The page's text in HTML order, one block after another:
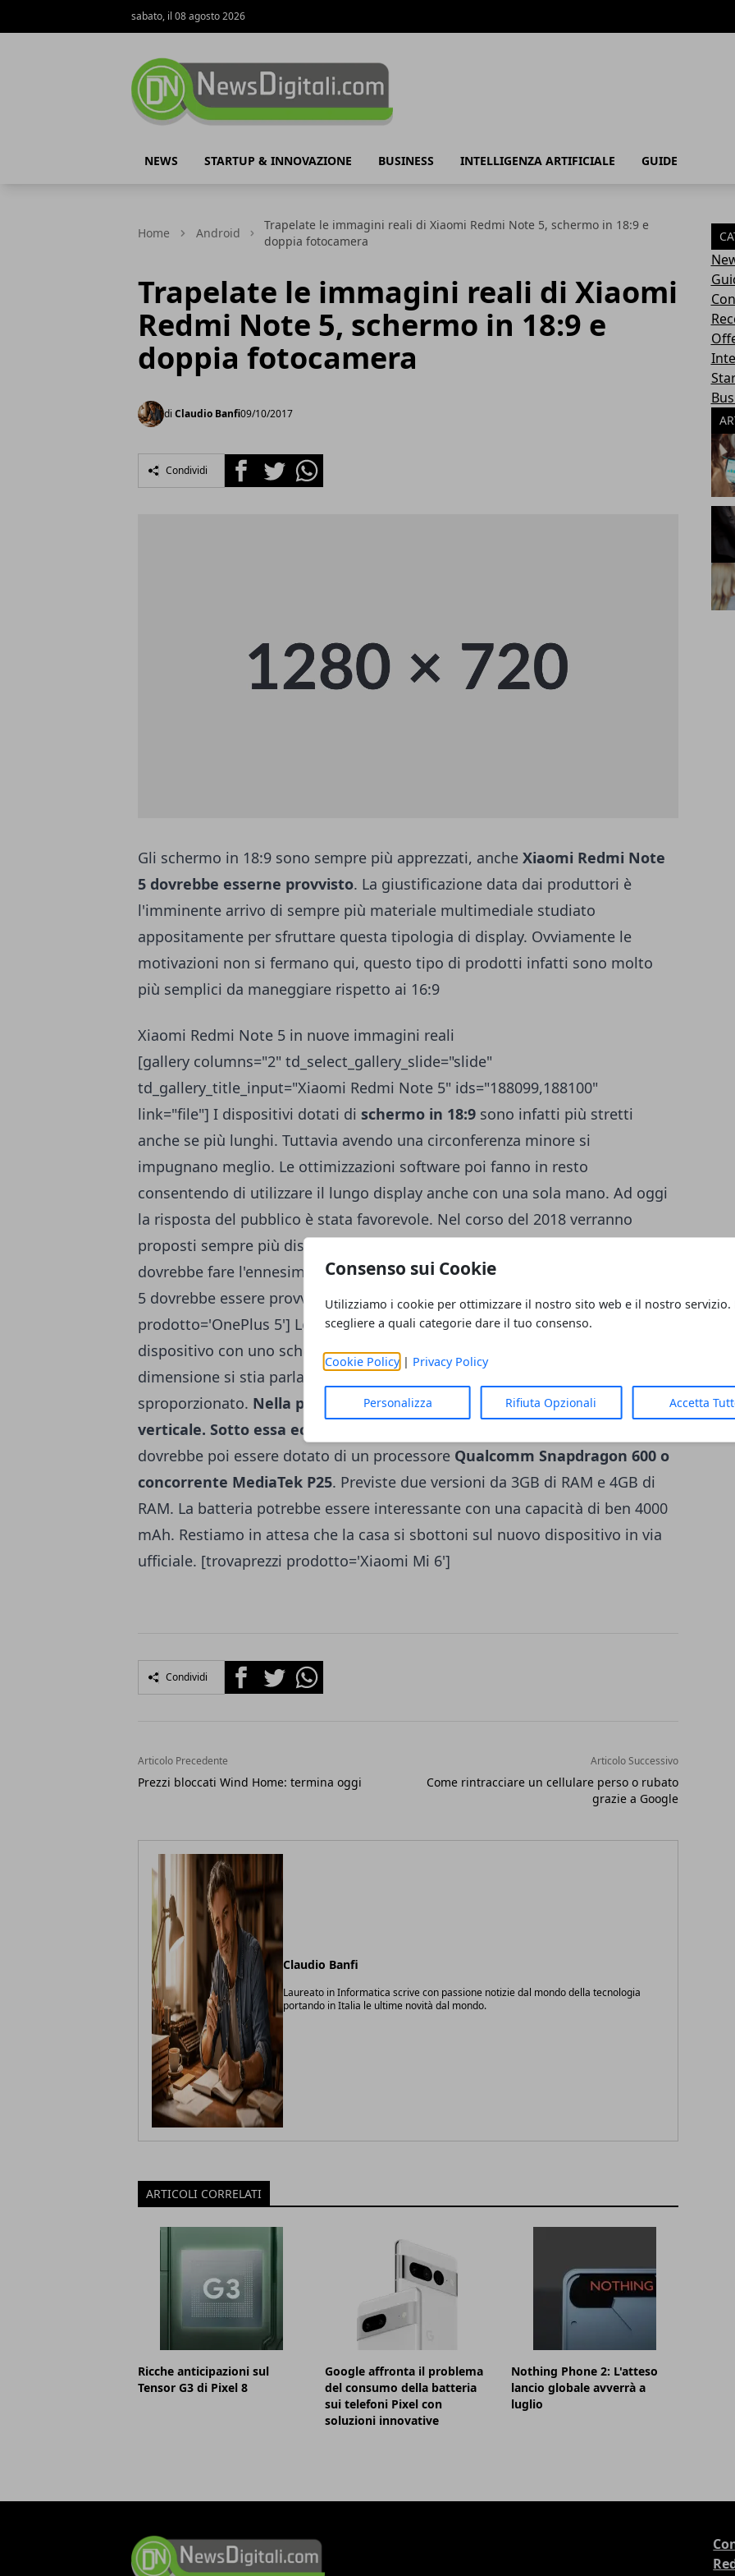
Consenso sui Cookie
Utilizziamo i cookie per ottimizzare il nostro sito web e il nostro servizio.
scegliere a quali categorie dare il tuo consenso.
Cookie Policy| Privacy Policy
Personalizza Rifiuta Opzionali Accetta
sabato, il 08 agosto 2026
NEWS STARTUP & INNOVAZIONE BUSINESS INTELLIGENZA ARTIFICIALE GUIDE
Home Android
Trapelate le immagini reali di Xiaomi Redmi Note 5, schermo in 18:9 e
doppia fotocamera
Trapelate le immagini reali di Xiaomi
Redmi Note 5, schermo in 18:9 e
doppia fotocamera
di Claudio Banfi09/10/2017
Condividi FacebookTwitterWhatsapp
Gli schermo in 18:9 sono sempre più apprezzati, anche Xiaomi Redmi Note
5 dovrebbe esserne provvisto. La giustificazione data dai produttori è
l'imminente arrivo di sempre più materiale multimediale studiato
appositamente per sfruttare questa tipologia di display. Ovviamente le
motivazioni non si fermano qui, questo tipo di prodotti infatti sono molto
più semplici da maneggiare rispetto ai 16:9
Xiaomi Redmi Note 5 in nuove immagini reali
[gallery columns="2" td_select_gallery_slide="slide"
td_gallery_title_input="Xiaomi Redmi Note 5" ids="188099,188100"
link="file"] I dispositivi dotati di schermo in 18:9 sono infatti più stretti
anche se più lunghi. Tuttavia avendo una circonferenza minore si
impugnano meglio. Le ottimizzazioni software poi fanno in resto
consentendo di utilizzare il lungo display anche con una sola mano. Ad oggi
la risposta del pubblico è stata favorevole. Nel corso del 2018 verranno
proposti sempre più dispositivi di questo tipo. Anche la concorrenza cinese
dovrebbe fare l'ennesimo parso e oltre OnePlus 6anche Xiaomi Redmi Note
5 dovrebbe essere provvisto di un display di questo tipo. [trovaprezzi
prodotto='OnePlus 5'] Le nuove immagini trapelate mostrano infatti un
dispositivo con uno schermo davvero enorme. Non è ancora chiaro di che
dimensione si stia parlando, ma le immagini mostrano davvero un pannello
sproporzionato. Nella parte posteriore è poi presente la dual camera
verticale. Sotto essa ecco il lettore di impronte digitali
dovrebbe poi essere dotato di un processore Qualcomm Snapdragon 600 o
concorrente MediaTek P25. Previste due versioni da 3GB di RAM e 4GB di
RAM. La batteria potrebbe essere interessante con una capacità di ben 4000
mAh. Restiamo in attesa che la casa si sbottoni sul nuovo dispositivo in via
ufficiale. [trovaprezzi prodotto='Xiaomi Mi 6']
Condividi FacebookTwitterWhatsapp
Articolo Precedente
Prezzi bloccati Wind Home: termina oggi
Articolo Successivo
Come rintracciare un cellulare perso o rubato
grazie a Google
Claudio Banfi
Laureato in Informatica scrive con passione notizie dal mondo della tecnologia
portando in Italia le ultime novità dal mondo.
ARTICOLI CORRELATI
Ricche anticipazioni sul
Tensor G3 di Pixel 8
Google affronta il problema
del consumo della batteria
sui telefoni Pixel con
soluzioni innovative
Nothing Phone 2: L'atteso
lancio globale avverrà a
luglio